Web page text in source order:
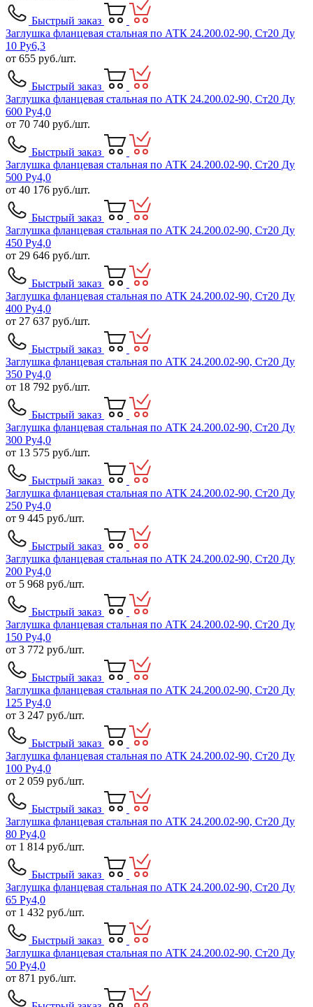
Быстрый заказ
Заглушка фланцевая стальная по АТК 24.200.02-90, Ст20 Ду
10 Ру6,3
от 655 руб./шт.
Быстрый заказ
Заглушка фланцевая стальная по АТК 24.200.02-90, Ст20 Ду
600 Ру4,0
от 70 740 руб./шт.
Быстрый заказ
Заглушка фланцевая стальная по АТК 24.200.02-90, Ст20 Ду
500 Ру4,0
от 40 176 руб./шт.
Быстрый заказ
Заглушка фланцевая стальная по АТК 24.200.02-90, Ст20 Ду
450 Ру4,0
от 29 646 руб./шт.
Быстрый заказ
Заглушка фланцевая стальная по АТК 24.200.02-90, Ст20 Ду
400 Ру4,0
от 27 637 руб./шт.
Быстрый заказ
Заглушка фланцевая стальная по АТК 24.200.02-90, Ст20 Ду
350 Ру4,0
от 18 792 руб./шт.
Быстрый заказ
Заглушка фланцевая стальная по АТК 24.200.02-90, Ст20 Ду
300 Ру4,0
от 13 575 руб./шт.
Быстрый заказ
Заглушка фланцевая стальная по АТК 24.200.02-90, Ст20 Ду
250 Ру4,0
от 9 445 руб./шт.
Быстрый заказ
Заглушка фланцевая стальная по АТК 24.200.02-90, Ст20 Ду
200 Ру4,0
от 5 968 руб./шт.
Быстрый заказ
Заглушка фланцевая стальная по АТК 24.200.02-90, Ст20 Ду
150 Ру4,0
от 3 772 руб./шт.
Быстрый заказ
Заглушка фланцевая стальная по АТК 24.200.02-90, Ст20 Ду
125 Ру4,0
от 3 247 руб./шт.
Быстрый заказ
Заглушка фланцевая стальная по АТК 24.200.02-90, Ст20 Ду
100 Ру4,0
от 2 059 руб./шт.
Быстрый заказ
Заглушка фланцевая стальная по АТК 24.200.02-90, Ст20 Ду
80 Ру4,0
от 1 814 руб./шт.
Быстрый заказ
Заглушка фланцевая стальная по АТК 24.200.02-90, Ст20 Ду
65 Ру4,0
от 1 432 руб./шт.
Быстрый заказ
Заглушка фланцевая стальная по АТК 24.200.02-90, Ст20 Ду
50 Ру4,0
от 871 руб./шт.